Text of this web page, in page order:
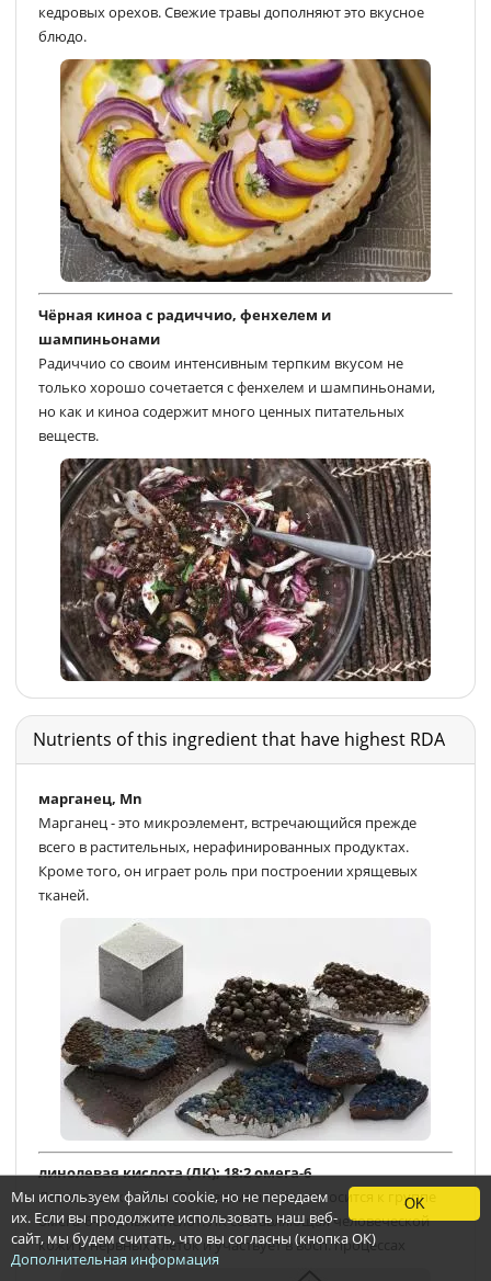
кедровых орехов. Свежие травы дополняют это вкусное
блюдо.
Чёрная киноа с радиччио, фенхелем и
шампиньонами
Радиччио со своим интенсивным терпким вкусом не
только хорошо сочетается с фенхелем и шампиньонами,
но как и киноа содержит много ценных питательных
веществ.
Nutrients of this ingredient that have highest RDA
марганец, Mn
Марганец - это микроэлемент, встречающийся прежде
всего в растительных, нерафинированных продуктах.
Кроме того, он играет роль при построении хрящевых
тканей.
линолевая кислота (ЛК); 18:2 омега-6
Линолевая кислота (ЛК) незаменима и относится к группе
омега-6-жирных кислот. ЛК составляющая человеческой
кожи и нервных клеток и участвует в восп. процессах
OK
Мы используем файлы cookie, но не передаем
их. Если вы продолжите использовать наш веб-
сайт, мы будем считать, что вы согласны (кнопка ОК)
Дополнительная информация